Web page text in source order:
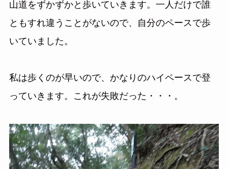
山道をずかずかと歩いていきます。一人だけで誰
ともすれ違うことがないので、自分のペースで歩
いていました。
私は歩くのが早いので、かなりのハイペースで登
っていきます。これが失敗だった・・・。